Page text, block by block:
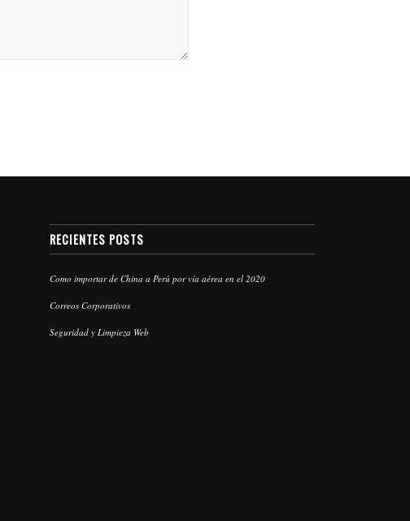
RECIENTES POSTS
Como importar de China a Perú por vía aérea en el 2020
Correos Corporativos
Seguridad y Limpieza Web